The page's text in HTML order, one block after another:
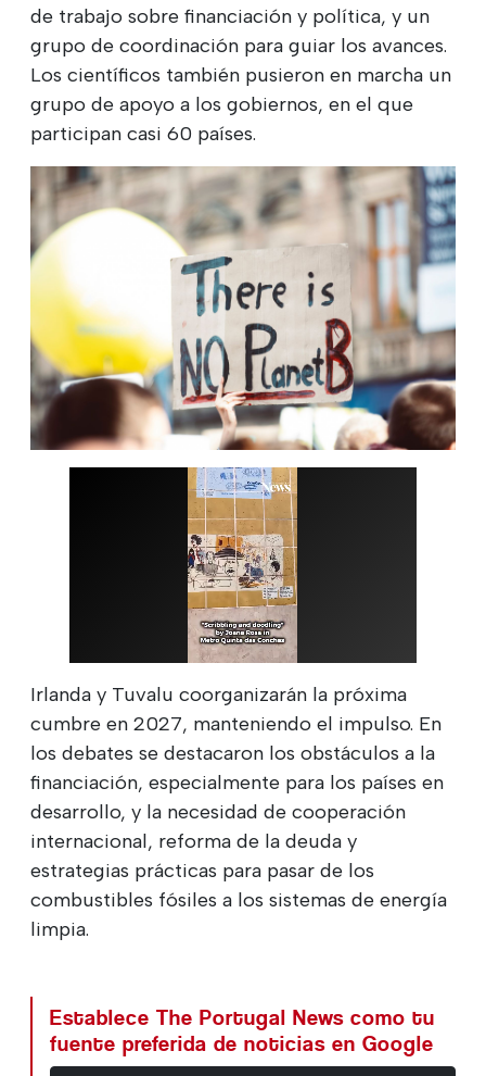
de trabajo sobre financiación y política, y un
grupo de coordinación para guiar los avances.
Los científicos también pusieron en marcha un
grupo de apoyo a los gobiernos, en el que
participan casi 60 países.
Irlanda y Tuvalu coorganizarán la próxima
cumbre en 2027, manteniendo el impulso. En
los debates se destacaron los obstáculos a la
financiación, especialmente para los países en
desarrollo, y la necesidad de cooperación
internacional, reforma de la deuda y
estrategias prácticas para pasar de los
combustibles fósiles a los sistemas de energía
limpia.
Establece The Portugal News como tu
fuente preferida de noticias en Google